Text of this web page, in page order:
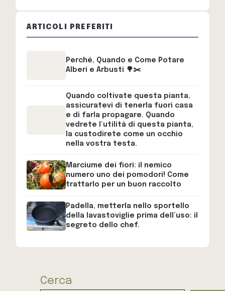
ARTICOLI PREFERITI
Perché, Quando e Come Potare
Alberi e Arbusti 🌳✂️
Quando coltivate questa pianta,
assicuratevi di tenerla fuori casa
e di farla propagare. Quando
vedrete l’utilità di questa pianta,
la custodirete come un occhio
nella vostra testa.
Marciume dei fiori: il nemico
numero uno dei pomodori! Come
trattarlo per un buon raccolto
Padella, metterla nello sportello
della lavastoviglie prima dell’uso: il
segreto dello chef.
Cerca